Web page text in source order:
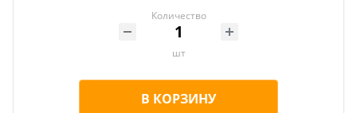
Количество
шт
В КОРЗИНУ